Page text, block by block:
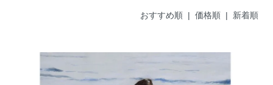
おすすめ順 | 価格順| 新着順